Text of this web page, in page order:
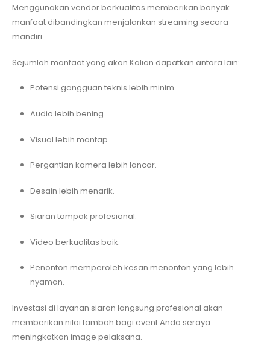
Menggunakan vendor berkualitas memberikan banyak
manfaat dibandingkan menjalankan streaming secara
mandiri.
Sejumlah manfaat yang akan Kalian dapatkan antara lain:
Potensi gangguan teknis lebih minim.
Audio lebih bening.
Visual lebih mantap.
Pergantian kamera lebih lancar.
Desain lebih menarik.
Siaran tampak profesional.
Video berkualitas baik.
Penonton memperoleh kesan menonton yang lebih
nyaman.
Investasi di layanan siaran langsung profesional akan
memberikan nilai tambah bagi event Anda seraya
meningkatkan image pelaksana.